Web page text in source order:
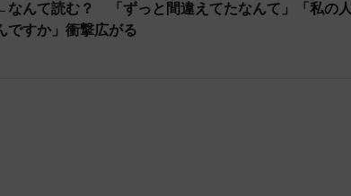
なんて読む？ 「ずっと間違えてたなんて」「私の人
ですか」衝撃広がる